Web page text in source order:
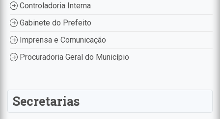
Controladoria Interna
Gabinete do Prefeito
Imprensa e Comunicação
Procuradoria Geral do Município
Secretarias